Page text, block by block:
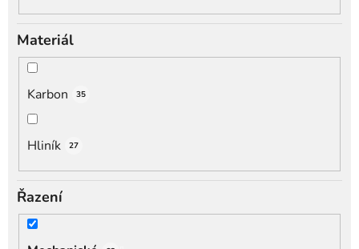
Materiál
Karbon 35
Hliník 27
Řazení